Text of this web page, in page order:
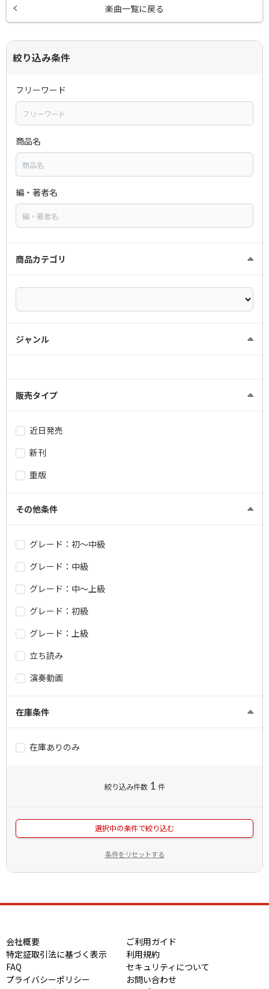
楽曲一覧に戻る
絞り込み条件
フリーワード
商品名
編・著者名
商品カテゴリ
ジャンル
販売タイプ
近日発売
新刊
重版
その他条件
グレード：初～中級
グレード：中級
グレード：中～上級
グレード：初級
グレード：上級
立ち読み
演奏動画
在庫条件
在庫ありのみ
絞り込み件数 1 件
選択中の条件で絞り込む
条件をリセットする
会社概要
ご利用ガイド
特定証取引法に基づく表示
利用規約
FAQ
セキュリティについて
プライバシーポリシー
お問い合わせ